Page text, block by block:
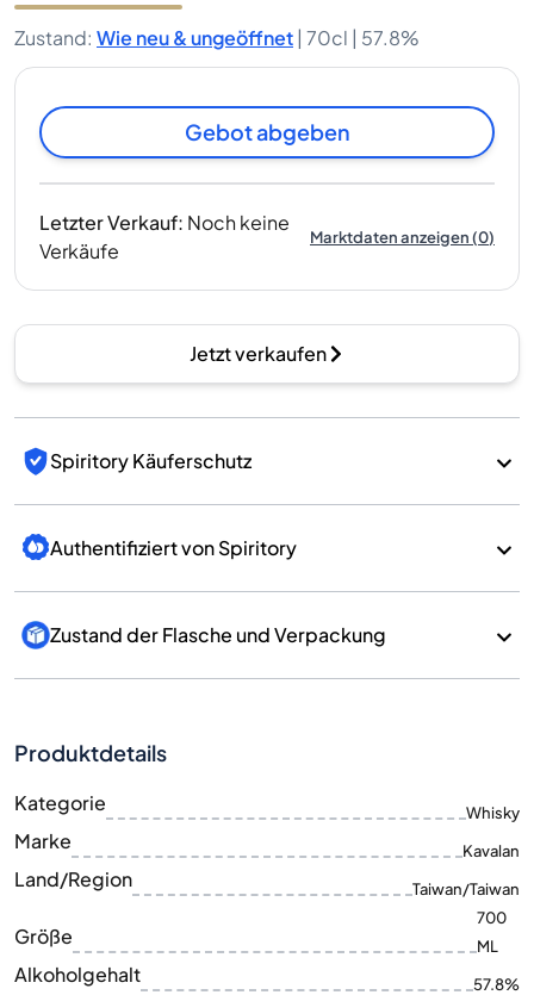
Zustand: Wie neu & ungeöffnet | 70cl | 57.8%
Gebot abgeben
Letzter Verkauf: Noch keine
Verkäufe
Marktdaten anzeigen(0)
Jetzt verkaufen
Spiritory Käuferschutz
Authentifiziert von Spiritory
Zustand der Flasche und Verpackung
Produktdetails
Kategorie Whisky
Marke Kavalan
Land/Region Taiwan/Taiwan
Größe
700
ML
Alkoholgehalt 57.8%